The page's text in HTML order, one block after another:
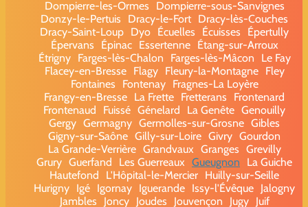
Dompierre-les-Ormes
Dompierre-sous-Sanvignes
Donzy-le-Pertuis
Dracy-le-Fort Dracy-lès-Couches
Dracy-Saint-Loup Dyo Écuelles Écuisses
Épertully
Épervans
Épinac Essertenne
Étang-sur-Arroux
Étrigny
Farges-lès-Chalon Farges-lès-Mâcon
Le Fay
Flacey-en-Bresse
Flagy Fleury-la-Montagne
Fley
Fontaines
Fontenay
Fragnes-La Loyère
Frangy-en-Bresse La Frette Fretterans
Frontenard
Frontenaud
Fuissé Génelard La Genête Genouilly
Gergy Germagny Germolles-sur-Grosne Gibles
Gigny-sur-Saône Gilly-sur-Loire Givry Gourdon
La Grande-Verrière Grandvaux Granges Grevilly
Grury Guerfand Les Guerreaux Gueugnon
La Guiche
Hautefond
L'Hôpital-le-Mercier Huilly-sur-Seille
Hurigny Igé Igornay Iguerande Issy-l'Évêque Jalogny
Jambles
Joncy Joudes Jouvençon Jugy Juif